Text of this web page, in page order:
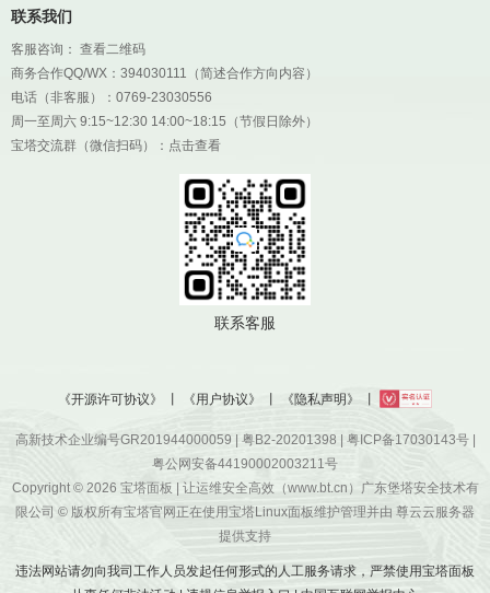
联系我们
客服咨询： 查看二维码
商务合作QQ/WX：394030111（简述合作方向内容）
电话（非客服）：0769-23030556
周一至周六 9:15~12:30 14:00~18:15（节假日除外）
宝塔交流群（微信扫码）： 点击查看
联系客服
《开源许可协议》 《用户协议》 《隐私声明》
高新技术企业编号GR201944000059 | 粤B2-20201398 粤ICP备17030143号|
粤公网安备44190002003211号
Copyright © 2026 宝塔面板 | 让运维安全高效（www.bt.cn）广东堡塔安全技术有
限公司 © 版权所有宝塔官网正在使用宝塔Linux面板维护管理并由 尊云云服务器
提供支持
违法网站请勿向我司工作人员发起任何形式的人工服务请求，严禁使用宝塔面板